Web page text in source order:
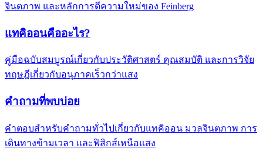
จินตภาพ และหลักการตีความใหม่ของ Feinberg
แทคิออนคืออะไร?
คู่มือฉบับสมบูรณ์เกี่ยวกับประวัติศาสตร์ คุณสมบัติ และการวิจัย
ทฤษฎีเกี่ยวกับอนุภาคเร็วกว่าแสง
คำถามที่พบบ่อย
คำตอบสำหรับคำถามทั่วไปเกี่ยวกับแทคิออน มวลจินตภาพ การ
เดินทางข้ามเวลา และฟิสิกส์เหนือแสง